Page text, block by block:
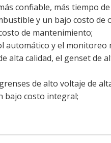
confiable, más tiempo
y un bajo costo de
de mantenimiento;
automático y el
alta calidad, el genset
de alto voltaje de
bajo costo integral;